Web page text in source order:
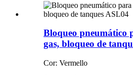
Bloqueo pneumático
gas, bloqueo de
Cor: Vermello